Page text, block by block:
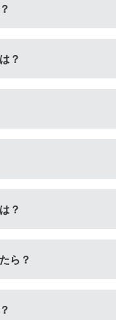
は問題ございませんの
？
るわけではありません
えインク、互換イン
詰め替えインクの違
るわけではありませ
？
ンクカートリッジと
ら？
いてもプリンターご